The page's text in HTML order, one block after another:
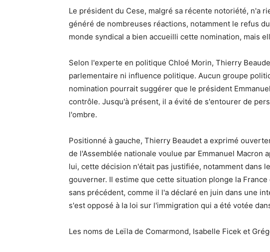
Le président du Cese, malgré sa récente notoriété, n'a
généré de nombreuses réactions, notamment le refus
monde syndical a bien accueilli cette nomination, mais
Selon l'experte en politique Chloé Morin, Thierry
parlementaire ni influence politique. Aucun groupe
nomination pourrait suggérer que le président
contrôle. Jusqu'à présent, il a évité de s'entourer de
l'ombre.
Positionné à gauche, Thierry Beaudet a exprimé
de l'Assemblée nationale voulue par Emmanuel Macron
lui, cette décision n'était pas justifiée, notamment dans
gouverner. Il estime que cette situation plonge la
sans précédent, comme il l'a déclaré en juin dans une
s'est opposé à la loi sur l'immigration qui a été votée
Les noms de Leïla de Comarmond, Isabelle Ficek et